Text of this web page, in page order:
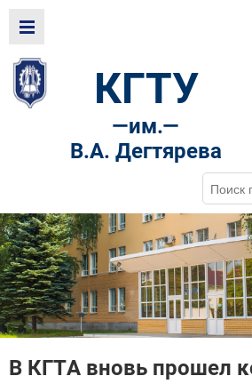
КГТУ
—им.—
В.А. Дегтярева
В КГТА вновь прошел